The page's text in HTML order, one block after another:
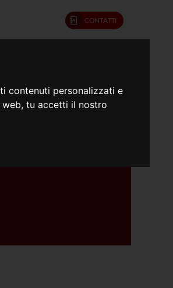
contenuti personalizzati e
tu accetti il nostro
CONTATTI